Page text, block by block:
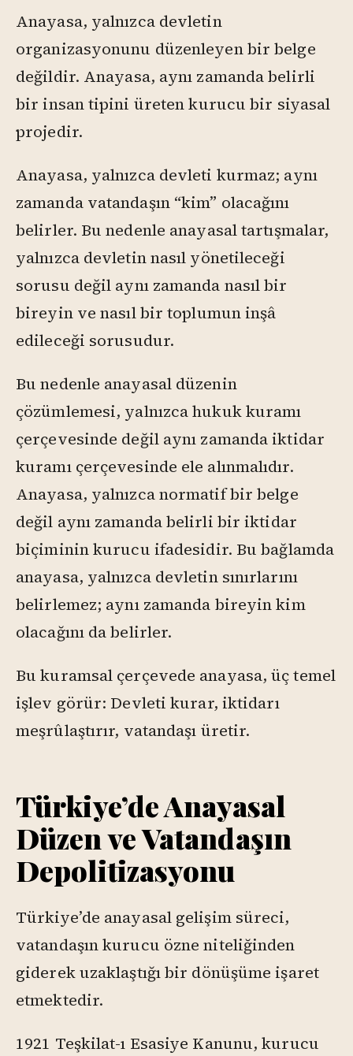
Anayasa, yalnızca devletin
organizasyonunu düzenleyen bir belge
değildir. Anayasa, aynı zamanda belirli
bir insan tipini üreten kurucu bir siyasal
projedir.
Anayasa, yalnızca devleti kurmaz; aynı
zamanda vatandaşın “kim” olacağını
belirler. Bu nedenle anayasal tartışmalar,
yalnızca devletin nasıl yönetileceği
sorusu değil aynı zamanda nasıl bir
bireyin ve nasıl bir toplumun inşâ
edileceği sorusudur.
Bu nedenle anayasal düzenin
çözümlemesi, yalnızca hukuk kuramı
çerçevesinde değil aynı zamanda iktidar
kuramı çerçevesinde ele alınmalıdır.
Anayasa, yalnızca normatif bir belge
değil aynı zamanda belirli bir iktidar
biçiminin kurucu ifadesidir. Bu bağlamda
anayasa, yalnızca devletin sınırlarını
belirlemez; aynı zamanda bireyin kim
olacağını da belirler.
Bu kuramsal çerçevede anayasa, üç temel
işlev görür: Devleti kurar, iktidarı
meşrûlaştırır, vatandaşı üretir.
Türkiye’de Anayasal
Düzen ve Vatandaşın
Depolitizasyonu
Türkiye’de anayasal gelişim süreci,
vatandaşın kurucu özne niteliğinden
giderek uzaklaştığı bir dönüşüme işaret
etmektedir.
1921 Teşkilat-ı Esasiye Kanunu, kurucu